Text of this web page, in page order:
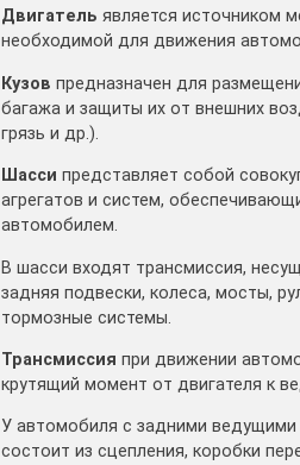
Двигатель является источником
необходимой для движения
Кузов предназначен для
багажа и защиты их от внешних
грязь и др.).
Шасси представляет собой
агрегатов и систем,
автомобилем.
В шасси входят трансмиссия,
задняя подвески, колеса, мосты,
тормозные системы.
Трансмиссия при движении
крутящий момент от двигателя к
У автомобиля с задними ведущими
состоит из сцепления, коробки